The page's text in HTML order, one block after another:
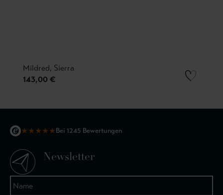
Mildred, Sierra
143,00 €
★★★★★Bei 1245 Bewertungen
Newsletter